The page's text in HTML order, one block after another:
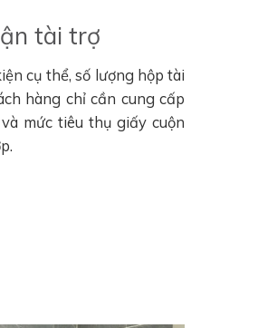
tài trợ
cụ thể, số lượng hộp tài
hàng chỉ cần cung cấp
mức tiêu thụ giấy cuộn